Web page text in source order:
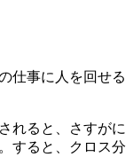
仕事に人を回せる
れると、さすがに
すると、クロス分